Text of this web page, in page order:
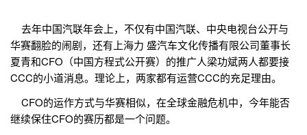
去年中国汽联年会上，不仅有中国汽联、中央电视台公开与
华赛翻脸的闹剧，还有上海力 盛汽车文化传播有限公司董事长
夏青和CFO（中国方程式公开赛）的推广人梁功斌两人都要接
CCC的小道消息。理论上，两家都有运营CCC的充足理由。
CFO的运作方式与华赛相似，在全球金融危机中，今年能否
继续保住CFO的赛历都是一个问题。